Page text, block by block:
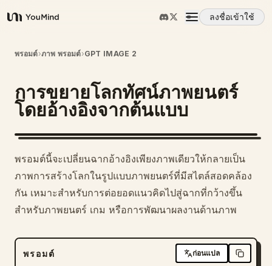
YouMind
ลงชื่อเข้าใช้
ภาพรวม
กรณีการใช้งาน
ทักษะ
พรอมต์
ราคา
ดาวน์โหลด
พรอมต์›ภาพ พรอมต์›GPT IMAGE 2
การขยายโลกทัศน์ภาพยนตร์
โดยอ้างอิงจากต้นแบบ
1
พรอมต์นี้จะเปลี่ยนฉากอ้างอิงเพียงภาพเดียวให้กลายเป็น
ภาพการสร้างโลกในรูปแบบภาพยนตร์ที่มีสไตล์สอดคล้อง
กัน เหมาะสำหรับการต่อยอดแนวคิดไปสู่ฉากที่กว้างขึ้น
สำหรับภาพยนตร์ เกม หรือการพัฒนาผลงานด้านภาพ
พรอมต์ ก่อนแปล